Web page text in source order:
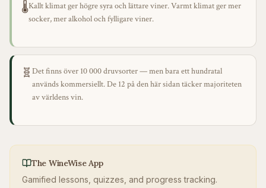
🌡️Kallt klimat ger högre syra och lättare viner. Varmt klimat ger mer
socker, mer alkohol och fylligare viner.
🧬 Det finns över 10 000 druvsorter — men bara ett hundratal
används kommersiellt. De 12 på den här sidan täcker majoriteten
av världens vin.
The WineWise App
Gamified lessons, quizzes, and progress tracking.